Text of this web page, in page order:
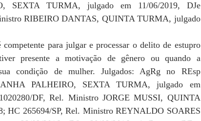
SEXTA TURMA, julgado em 11/06/2019, DJe
RIBEIRO DANTAS, QUINTA TURMA, julgado
para julgar e processar o delito de estupro
presente a motivação de gênero ou quando a
condição de mulher. Julgados: AgRg no REsp
PALHEIRO, SEXTA TURMA, julgado em
DF, Rel. Ministro JORGE MUSSI, QUINTA
HC 265694/SP, Rel. Ministro REYNALDO SOARES